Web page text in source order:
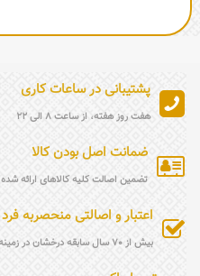
پشتیبانی در ساعات کاری
هفت روز هفته، از ساعت 8 الی 22
ضمانت اصل بودن کالا
تضمین اصالت کلیه کالاهای ارائه شده
اعتبار و اصالتی منحصربه فرد
بیش از 70 سال سابقه درخشان در زمینه فروش انواع محصولات